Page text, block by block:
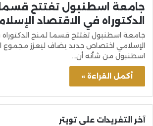
جامعة اسطنبول تفتتح
الدكتوراه في الاقتصاد
جامعة اسطنبول تفتتح قسما لمنح الدكتوراه
الإسلامي اختصاص جديد يضاف ليعزز
اسطنبول من شأنه أن…
أكمل القراءة »
آخر التغريدات على تويتر